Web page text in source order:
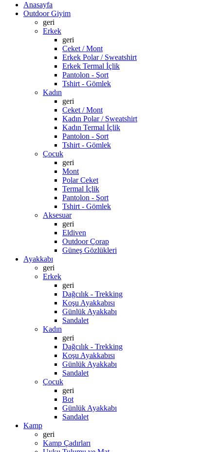
Anasayfa
Outdoor Giyim
geri
Erkek
geri
Ceket / Mont
Erkek Polar / Sweatshirt
Erkek Termal İçlik
Pantolon - Şort
Tshirt - Gömlek
Kadın
geri
Ceket / Mont
Kadın Polar / Sweatshirt
Kadın Termal İçlik
Pantolon - Şort
Tshirt - Gömlek
Çocuk
geri
Mont
Polar Ceket
Termal İçlik
Pantolon - Şort
Tshirt - Gömlek
Aksesuar
geri
Eldiven
Outdoor Çorap
Güneş Gözlükleri
Ayakkabı
geri
Erkek
geri
Dağcılık - Trekking
Koşu Ayakkabısı
Günlük Ayakkabı
Sandalet
Kadın
geri
Dağcılık - Trekking
Koşu Ayakkabısı
Günlük Ayakkabı
Sandalet
Çocuk
geri
Bot
Günlük Ayakkabı
Sandalet
Kamp
geri
Kamp Çadırları